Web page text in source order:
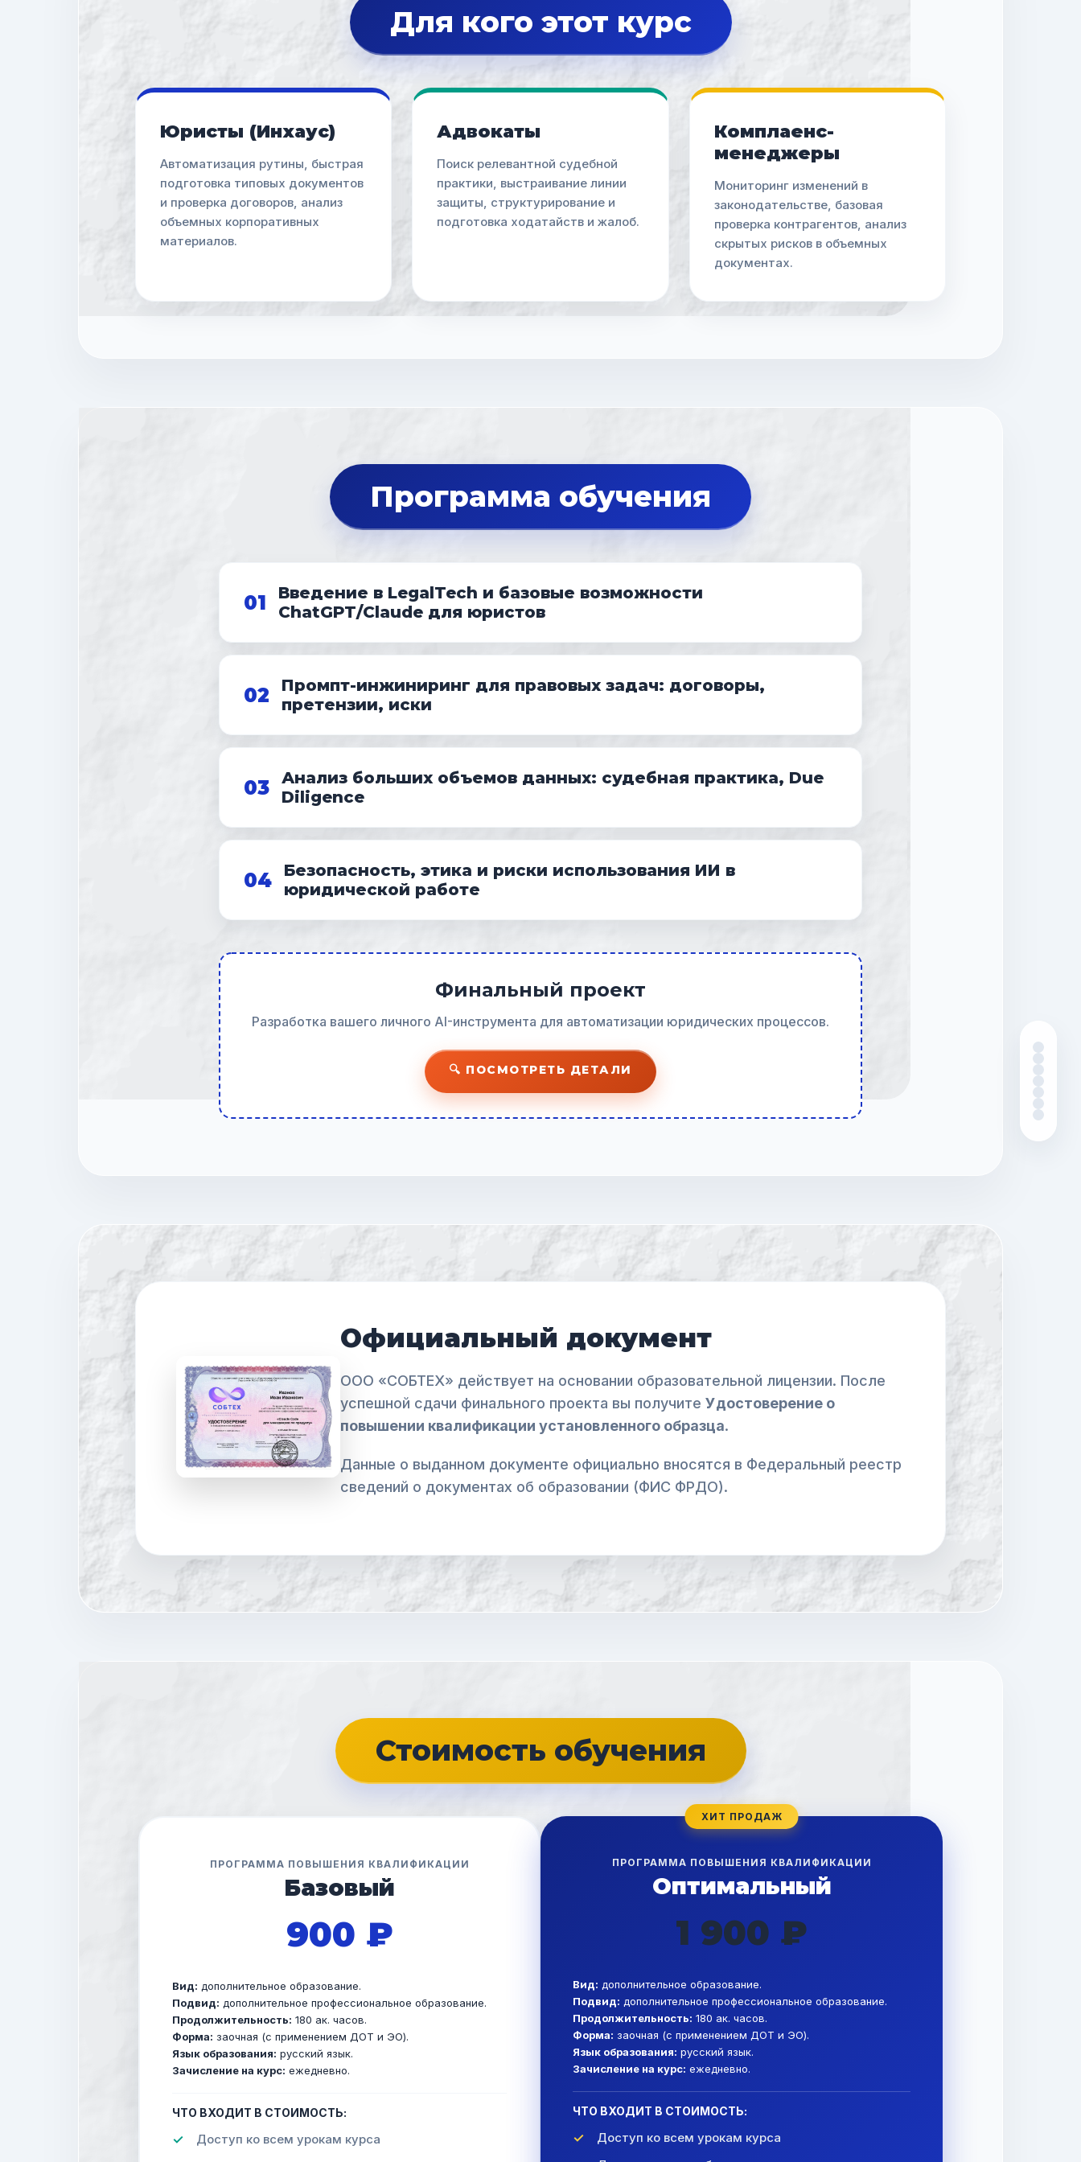
Для кого этот курс
Юристы (Инхаус)
Автоматизация рутины, быстрая
подготовка типовых документов
и проверка договоров, анализ
объемных корпоративных
материалов.
Адвокаты
Поиск релевантной судебной
практики, выстраивание линии
защиты, структурирование и
подготовка ходатайств и жалоб.
Комплаенс-
менеджеры
Мониторинг изменений в
законодательстве, базовая
проверка контрагентов, анализ
скрытых рисков в объемных
документах.
Программа обучения
01
Введение в LegalTech и базовые возможности
ChatGPT/Claude для юристов
02
Промпт-инжиниринг для правовых задач: договоры,
претензии, иски
03
Анализ больших объемов данных: судебная практика, Due
Diligence
04
Безопасность, этика и риски использования ИИ в
юридической работе
Финальный проект
Разработка вашего личного AI-инструмента для автоматизации юридических процессов.
🔍 ПОСМОТРЕТЬ ДЕТАЛИ
Официальный документ
ООО «СОБТЕХ» действует на основании образовательной лицензии. После
успешной сдачи финального проекта вы получитеУдостоверение о
повышении квалификации установленного образца.
Данные о выданном документе официально вносятся в Федеральный реестр
сведений о документах об образовании (ФИС ФРДО).
Стоимость обучения
ПРОГРАММА ПОВЫШЕНИЯ КВАЛИФИКАЦИИ
Базовый
900 ₽
Вид: дополнительное образование.
Подвид: дополнительное профессиональное образование.
Продолжительность: 180 ак. часов.
Форма: заочная (с применением ДОТ и ЭО).
Язык образования: русский язык.
Зачисление на курс: ежедневно.
ЧТО ВХОДИТ В СТОИМОСТЬ:
Доступ ко всем урокам курса
ПРОГРАММА ПОВЫШЕНИЯ КВАЛИФИКАЦИИ
Оптимальный
1 900 ₽
Вид: дополнительное образование.
Подвид: дополнительное профессиональное образование.
Продолжительность: 180 ак. часов.
Форма: заочная (с применением ДОТ и ЭО).
Язык образования: русский язык.
Зачисление на курс: ежедневно.
ЧТО ВХОДИТ В СТОИМОСТЬ:
Доступ ко всем урокам курса